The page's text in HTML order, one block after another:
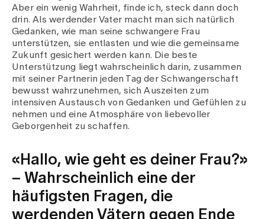
Aber ein wenig Wahrheit, finde ich, steck dann doch
drin. Als werdender Vater macht man sich natürlich
Gedanken, wie man seine schwangere Frau
unterstützen, sie entlasten und wie die gemeinsame
Zukunft gesichert werden kann. Die beste
Unterstützung liegt wahrscheinlich darin, zusammen
mit seiner Partnerin jeden Tag der Schwangerschaft
bewusst wahrzunehmen, sich Auszeiten zum
intensiven Austausch von Gedanken und Gefühlen zu
nehmen und eine Atmosphäre von liebevoller
Geborgenheit zu schaffen.
«Hallo, wie geht es deiner Frau?»
– Wahrscheinlich eine der
häufigsten Fragen, die
werdenden Vätern gegen Ende